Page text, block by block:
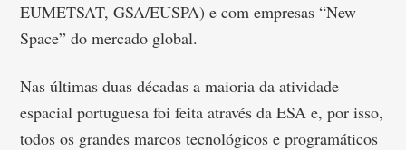
EUMETSAT, GSA/EUSPA) e com empresas “New
Space” do mercado global.
Nas últimas duas décadas a maioria da atividade
espacial portuguesa foi feita através da ESA e, por isso,
todos os grandes marcos tecnológicos e programáticos